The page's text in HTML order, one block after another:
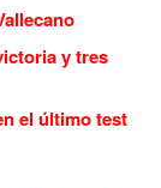
y tres
el último test